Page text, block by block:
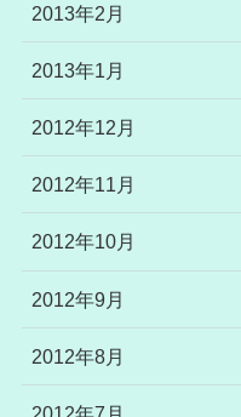
2013年2月
2013年1月
2012年12月
2012年11月
2012年10月
2012年9月
2012年8月